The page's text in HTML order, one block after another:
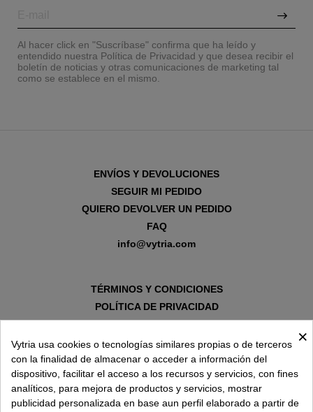
Al hacer click en "Suscríbase" confirma que ha leído y
entendido nuestra Política de Privacidad y que desea recibir el
boletín de noticias y otras comunicaciones de marketing tal
como se establece en el mismo.
ENVÍOS Y DEVOLUCIONES
SEGUIR MI PEDIDO
QUIERO DEVOLVER UN PEDIDO
FAQ
info@vytria.com
TÉRMINOS Y CONDICIONES
POLÍTICA DE PRIVACIDAD
AVISO LEGAL
POLÍTICA DE COOKIES
SOBRE VYTRIA
×
Vytria usa cookies o tecnologías similares propias o de terceros
con la finalidad de almacenar o acceder a información del
dispositivo, facilitar el acceso a los recursos y servicios, con fines
analíticos, para mejora de productos y servicios, mostrar
publicidad personalizada en base aun perfil elaborado a partir de